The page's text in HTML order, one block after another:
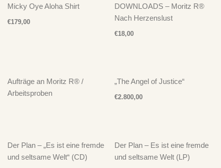
Micky Oye Aloha Shirt
€179,00
DOWNLOADS – Moritz R®
Nach Herzenslust
€18,00
Aufträge an Moritz R® /
Arbeitsproben
„The Angel of Justice“
€2.800,00
Der Plan – „Es ist eine fremde
und seltsame Welt“ (CD)
Der Plan – Es ist eine fremde
und seltsame Welt (LP)